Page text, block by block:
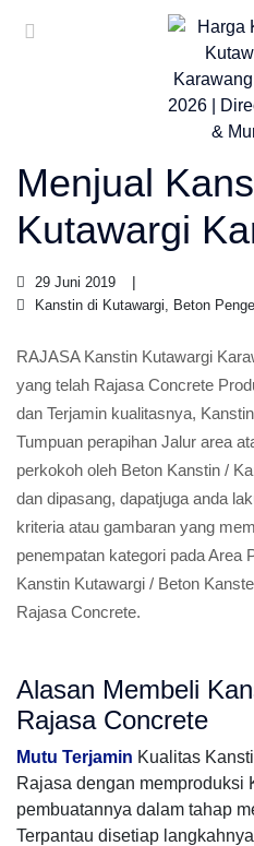
Menjual
Kutawargi
29 Juni 2019
Kanstin di Kutawargi, Beton
RAJASA Kanstin Kutawargi
yang telah Rajasa Concrete
dan Terjamin kualitasnya,
Tumpuan perapihan Jalur area
perkokoh oleh Beton Kanstin /
dan dipasang, dapatjuga anda
kriteria atau gambaran yang
penempatan kategori pada Area
Kanstin Kutawargi / Beton
Rajasa Concrete.
Alasan Membeli
Rajasa Concrete
Mutu Terjamin Kualitas
Rajasa dengan memproduksi
pembuatannya dalam tahap
Terpantau disetiap